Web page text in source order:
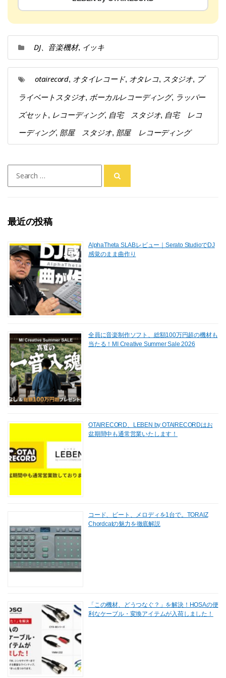
DJ、音楽機材, イッキ
otairecord, オタイレコード, オタレコ, スタジオ, プ
ライベートスタジオ, ボーカルレコーディング, ラッパー
ズセット, レコーディング, 自宅 スタジオ, 自宅 レコ
ーディング, 部屋 スタジオ, 部屋 レコーディング
for:
最近の投稿
AlphaTheta SLABレビュー｜Serato StudioでDJ
感覚のまま曲作り
全員に音楽制作ソフト、総額100万円超の機材も
当たる！MI Creative Summer Sale 2026
OTAIRECORD、LEBEN by OTAIRECORDはお
盆期間中も通常営業いたします！
コード、ビート、メロディを1台で。TORAIZ
Chordcatの魅力を徹底解説
「この機材、どうつなぐ？」を解決！HOSAの便
利なケーブル・変換アイテムが入荷しました！